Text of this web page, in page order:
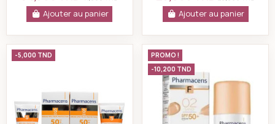
Ajouter au panier Ajouter au panier
Pharmaceris - S sun broad spectrum protection
-5,000 TND
PROMO !
-10,200 TND